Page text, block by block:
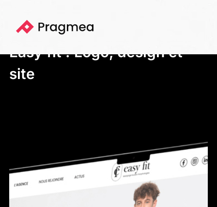
Portfolio
Easy fit : Logo, design et
site